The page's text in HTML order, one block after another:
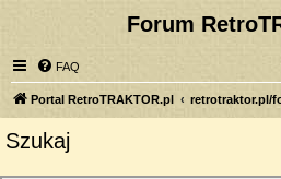
Forum
FAQ
Portal RetroTRAKTOR.pl retrotraktor.pl/
Szukaj